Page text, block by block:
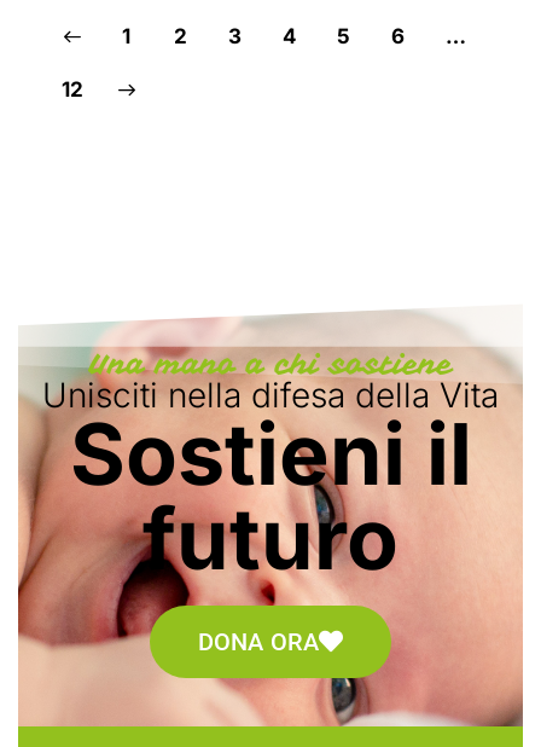
1 2 3 4 5 6 …
12
Una mano a chi sostiene
Unisciti nella difesa della Vita
Sostieni il
futuro
DONA ORA